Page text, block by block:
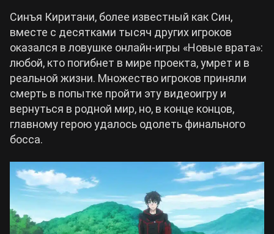
Синъя Киритани, более известный как Син,
вместе с десятками тысяч других игроков
оказался в ловушке онлайн-игры «Новые врата»:
любой, кто погибнет в мире проекта, умрет и в
реальной жизни. Множество игроков приняли
смерть в попытке пройти эту видеоигру и
вернуться в родной мир, но, в конце концов,
главному герою удалось одолеть финального
босса.